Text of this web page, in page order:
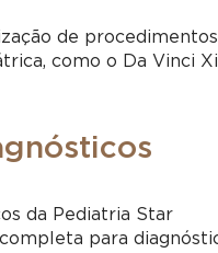
de procedimentos
como o Da Vinci
da Pediatria Star
para